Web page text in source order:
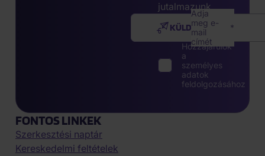
jutalmazunk.
Adja
meg e-
mail
címét
KÜLDÉS
Hozzájárulok
a
személyes
adatok
feldolgozásához
FONTOS LINKEK
Szerkesztési naptár
Kereskedelmi feltételek